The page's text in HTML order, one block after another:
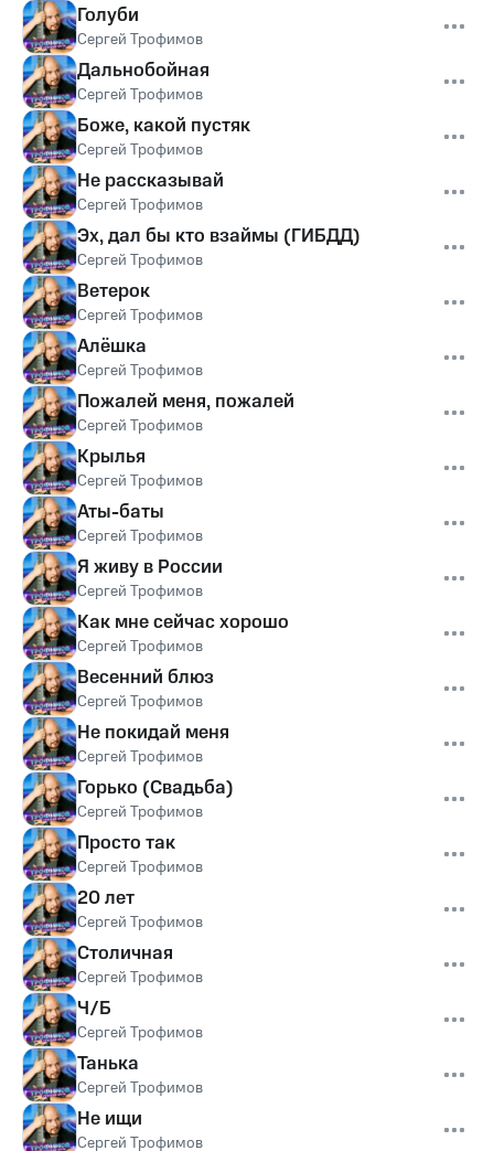
Голуби
Сергей Трофимов
Дальнобойная
Сергей Трофимов
Боже, какой пустяк
Сергей Трофимов
Не рассказывай
Сергей Трофимов
Эх, дал бы кто взаймы (ГИБДД)
Сергей Трофимов
Ветерок
Сергей Трофимов
Алёшка
Сергей Трофимов
Пожалей меня, пожалей
Сергей Трофимов
Крылья
Сергей Трофимов
Аты-баты
Сергей Трофимов
Я живу в России
Сергей Трофимов
Как мне сейчас хорошо
Сергей Трофимов
Весенний блюз
Сергей Трофимов
Не покидай меня
Сергей Трофимов
Горько (Свадьба)
Сергей Трофимов
Просто так
Сергей Трофимов
20 лет
Сергей Трофимов
Столичная
Сергей Трофимов
Ч/Б
Сергей Трофимов
Танька
Сергей Трофимов
Не ищи
Сергей Трофимов